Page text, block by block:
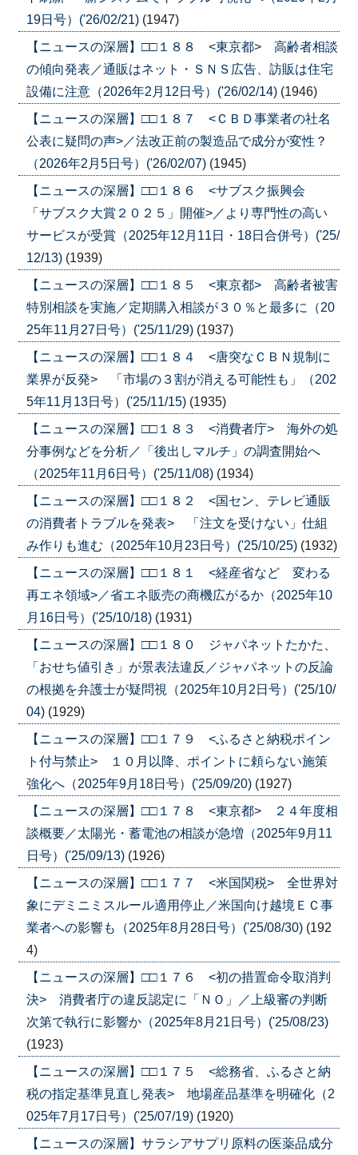
19日号）('26/02/21) (1947)
【ニュースの深層】□□１８８ <東京都> 高齢者相談
の傾向発表／通販はネット・ＳＮＳ広告、訪販は住宅
設備に注意（2026年2月12日号）('26/02/14) (1946)
【ニュースの深層】□□１８７ <ＣＢＤ事業者の社名
公表に疑問の声>／法改正前の製造品で成分が変性？
（2026年2月5日号）('26/02/07) (1945)
【ニュースの深層】□□１８６ <サブスク振興会
「サブスク大賞２０２５」開催>／より専門性の高い
サービスが受賞（2025年12月11日・18日合併号）('25/
12/13) (1939)
【ニュースの深層】□□１８５ <東京都> 高齢者被害
特別相談を実施／定期購入相談が３０％と最多に（20
25年11月27日号）('25/11/29) (1937)
【ニュースの深層】□□１８４ <唐突なＣＢＮ規制に
業界が反発> 「市場の３割が消える可能性も」（202
5年11月13日号）('25/11/15) (1935)
【ニュースの深層】□□１８３ <消費者庁> 海外の処
分事例などを分析／「後出しマルチ」の調査開始へ
（2025年11月6日号）('25/11/08) (1934)
【ニュースの深層】□□１８２ <国セン、テレビ通販
の消費者トラブルを発表> 「注文を受けない」仕組
み作りも進む（2025年10月23日号）('25/10/25) (1932)
【ニュースの深層】□□１８１ <経産省など 変わる
再エネ領域>／省エネ販売の商機広がるか（2025年10
月16日号）('25/10/18) (1931)
【ニュースの深層】□□１８０ ジャパネットたかた、
「おせち値引き」が景表法違反／ジャパネットの反論
の根拠を弁護士が疑問視（2025年10月2日号）('25/10/
04) (1929)
【ニュースの深層】□□１７９ <ふるさと納税ポイン
ト付与禁止> １０月以降、ポイントに頼らない施策
強化へ（2025年9月18日号）('25/09/20) (1927)
【ニュースの深層】□□１７８ <東京都> ２４年度相
談概要／太陽光・蓄電池の相談が急増（2025年9月11
日号）('25/09/13) (1926)
【ニュースの深層】□□１７７ <米国関税> 全世界対
象にデミニミスルール適用停止／米国向け越境ＥＣ事
業者への影響も（2025年8月28日号）('25/08/30) (192
4)
【ニュースの深層】□□１７６ <初の措置命令取消判
決> 消費者庁の違反認定に「ＮＯ」／上級審の判断
次第で執行に影響か（2025年8月21日号）('25/08/23)
(1923)
【ニュースの深層】□□１７５ <総務省、ふるさと納
税の指定基準見直し発表> 地場産品基準を明確化（2
025年7月17日号）('25/07/19) (1920)
【ニュースの深層】サラシアサプリ原料の医薬品成分